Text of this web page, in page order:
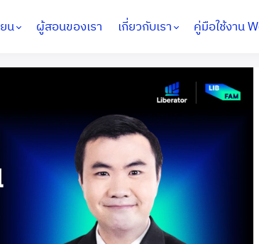
น ผู้สอนของเรา เกี่ยวกับเรา คู่มือใช้งาน